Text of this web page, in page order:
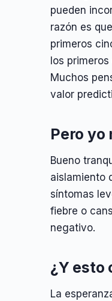
pueden
razón es
primeros
los
Muchos
valor
Pero yo
Bueno
aislamiento
síntomas
fiebre o
negativo.
¿Y esto
La